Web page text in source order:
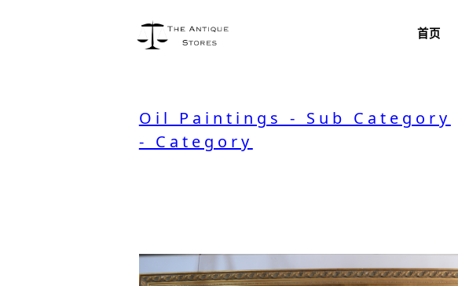
首页
Oil Paintings - Sub Category
- Category